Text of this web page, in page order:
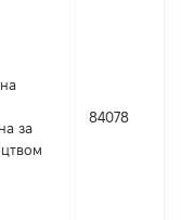
за
84078